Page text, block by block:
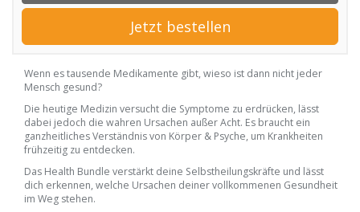
Jetzt bestellen
Wenn es tausende Medikamente gibt, wieso ist dann nicht jeder
Mensch gesund?
Die heutige Medizin versucht die Symptome zu erdrücken, lässt
dabei jedoch die wahren Ursachen außer Acht. Es braucht ein
ganzheitliches Verständnis von Körper & Psyche, um Krankheiten
frühzeitig zu entdecken.
Das Health Bundle verstärkt deine Selbstheilungskräfte und lässt
dich erkennen, welche Ursachen deiner vollkommenen Gesundheit
im Weg stehen.